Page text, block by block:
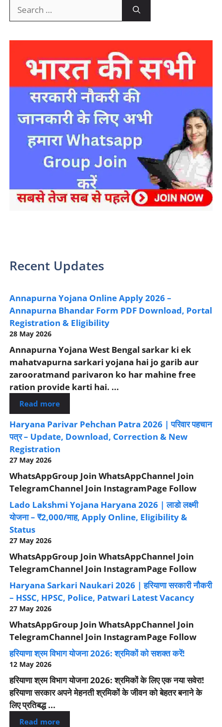
for:
Recent Updates
Annapurna Yojana Online Apply 2026 –
Annapurna Bhandar Form PDF Download, Portal
Registration & Eligibility
28 May 2026
Annapurna Yojana West Bengal sarkar ki ek
mahatvapurna sarkari yojana hai jo garib aur
zarooratmand parivaron ko har mahine free
ration provide karti hai. ...
Read more
Haryana Parivar Pehchan Patra 2026 | परिवार पहचान
पत्र – Update, Download, Correction & New
Registration
27 May 2026
WhatsAppGroup Join WhatsAppChannel Join
TelegramChannel Join InstagramPage Follow
Lado Lakshmi Yojana Haryana 2026 | लाडो लक्ष्मी
योजना – ₹2,000/माह, Apply Online, Eligibility &
Status
27 May 2026
WhatsAppGroup Join WhatsAppChannel Join
TelegramChannel Join InstagramPage Follow
Haryana Sarkari Naukari 2026 | हरियाणा सरकारी नौकरी
– HSSC, HPSC, Police, Patwari Latest Vacancy
27 May 2026
WhatsAppGroup Join WhatsAppChannel Join
TelegramChannel Join InstagramPage Follow
हरियाणा श्रम विभाग योजना 2026: श्रमिकों को सशक्त करें!
12 May 2026
हरियाणा श्रम विभाग योजना 2026: श्रमिकों के लिए एक नया सवेरा!
हरियाणा सरकार अपने मेहनती श्रमिकों के जीवन को बेहतर बनाने के
लिए प्रतिबद्ध ...
Read more